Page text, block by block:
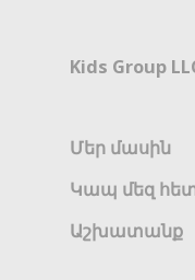
Kids Group
Մեր մասին
Կապ մեզ
Աշխատանք